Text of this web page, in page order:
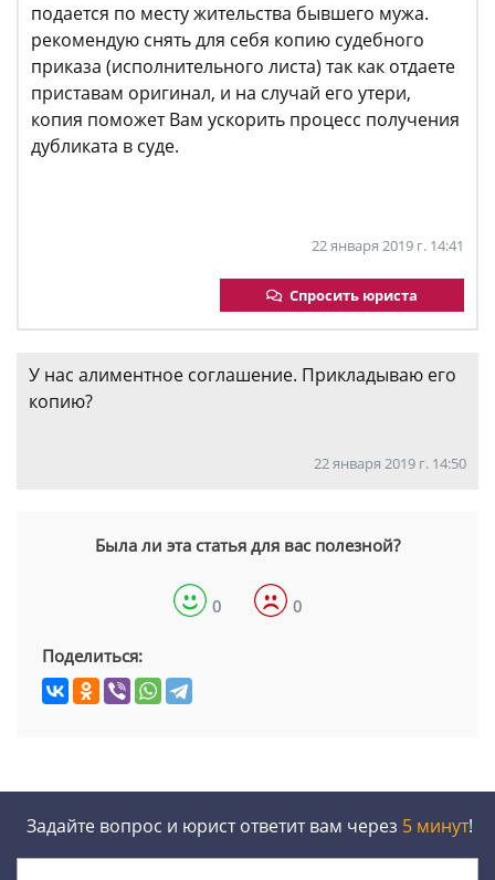
подается по месту жительства бывшего мужа.
рекомендую снять для себя копию судебного
приказа (исполнительного листа) так как отдаете
приставам оригинал, и на случай его утери,
копия поможет Вам ускорить процесс получения
дубликата в суде.
22 января 2019 г. 14:41
Спросить юриста
У нас алиментное соглашение. Прикладываю его
копию?
22 января 2019 г. 14:50
Была ли эта статья для вас полезной?
0 0
Поделиться:
Задайте вопрос и юрист ответит вам через 5 минут!